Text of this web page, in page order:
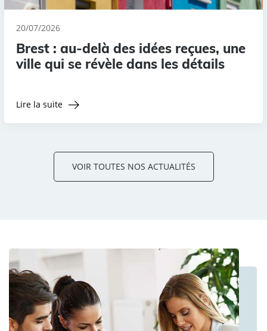
20/07/2026
Brest : au-delà des idées reçues, une
ville qui se révèle dans les détails
Lire la suite
VOIR TOUTES NOS ACTUALITÉS